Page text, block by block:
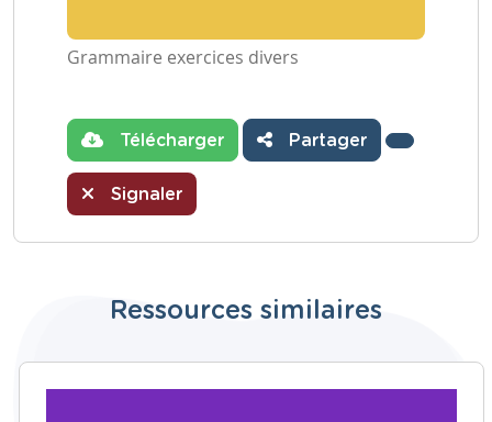
Grammaire exercices divers
Télécharger Partager
Signaler
Ressources similaires